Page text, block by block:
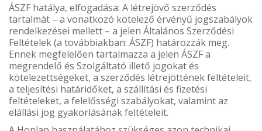
ÁSZF hatálya, elfogadása: A létrejövő szerződés
tartalmát – a vonatkozó kötelező érvényű jogszabályok
rendelkezései mellett – a jelen Általános Szerződési
Feltételek (a továbbiakban: ÁSZF) határozzák meg.
Ennek megfelelően tartalmazza a jelen ÁSZF a
megrendelő és Szolgáltató illető jogokat és
kötelezettségeket, a szerződés létrejöttének feltételeit,
a teljesítési határidőket, a szállítási és fizetési
feltételeket, a felelősségi szabályokat, valamint az
elállási jog gyakorlásának feltételeit.